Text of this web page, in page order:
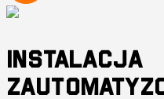
Instalacja